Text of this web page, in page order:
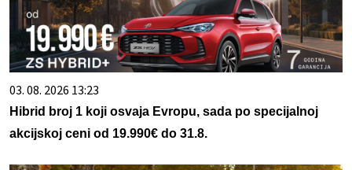
03. 08. 2026 13:23
Hibrid broj 1 koji osvaja Evropu, sada po specijalnoj
akcijskoj ceni od 19.990€ do 31.8.